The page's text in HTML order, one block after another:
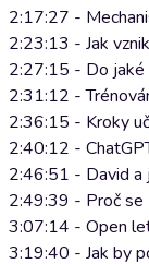
2:17:27 -
2:23:13 - Jak
2:27:15 - Do jaké
2:31:12 -
2:36:15 - Kroky
2:40:12 -
2:46:51 - David a
2:49:39 - Proč se
3:07:14 - Open
3:19:40 - Jak by